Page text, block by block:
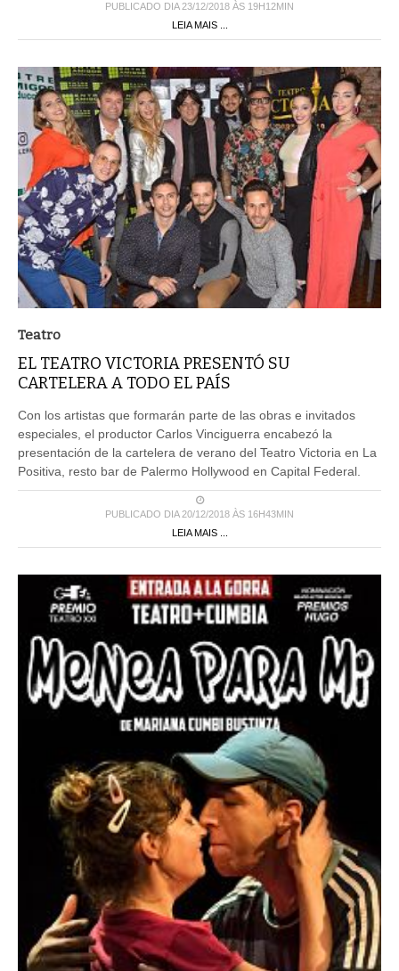
PUBLICADO DIA 23/12/2018 ÀS 19H12MIN
LEIA MAIS ...
Teatro
EL TEATRO VICTORIA PRESENTÓ SU
CARTELERA A TODO EL PAÍS
Con los artistas que formarán parte de las obras e invitados
especiales, el productor Carlos Vinciguerra encabezó la
presentación de la cartelera de verano del Teatro Victoria en La
Positiva, resto bar de Palermo Hollywood en Capital Federal.
PUBLICADO DIA 20/12/2018 ÀS 16H43MIN
LEIA MAIS ...